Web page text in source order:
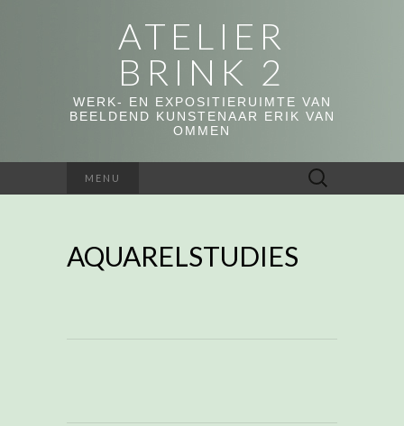
ATELIER
BRINK 2
WERK- EN EXPOSITIERUIMTE VAN
BEELDEND KUNSTENAAR ERIK VAN
OMMEN
MENU
Zoeken
naar:
AQUARELSTUDIES